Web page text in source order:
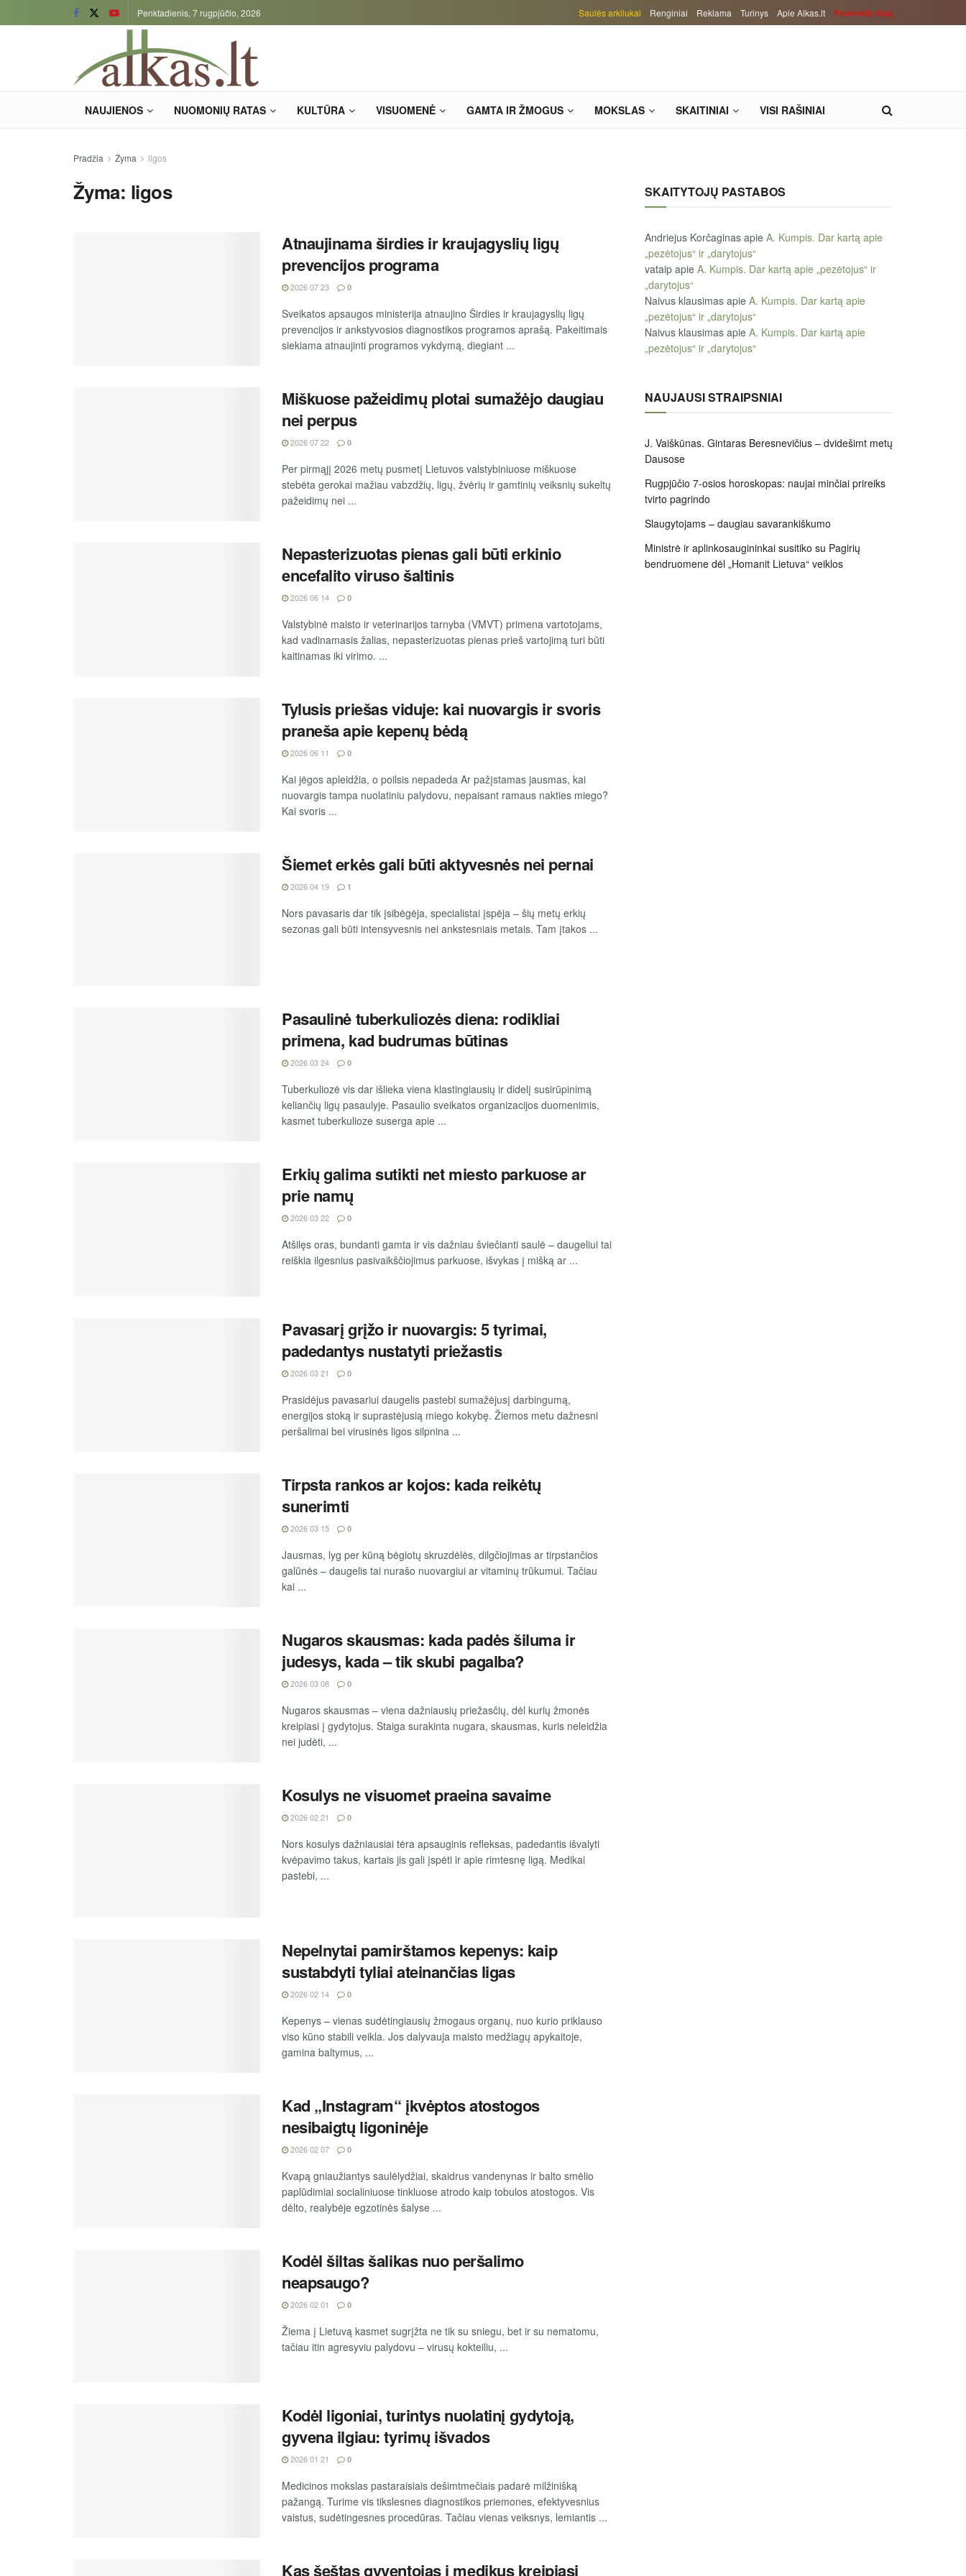
Penktadienis, 7 rugpjūčio, 2026 Saulės arkliukai Renginiai Reklama Turinys Apie Alkas.lt Paremkite Alką
NAUJIENOS NUOMONIŲ RATAS KULTŪRA VISUOMENĖ GAMTA IR ŽMOGUS MOKSLAS SKAITINIAI VISI RAŠINIAI
Pradžia Žyma ligos
Žyma: ligos
Atnaujinama širdies ir kraujagyslių ligų
prevencijos programa
2026 07 23 0
Sveikatos apsaugos ministerija atnaujino Širdies ir kraujagyslių ligų
prevencijos ir ankstyvosios diagnostikos programos aprašą. Pakeitimais
siekiama atnaujinti programos vykdymą, diegiant ...
Miškuose pažeidimų plotai sumažėjo daugiau
nei perpus
2026 07 22 0
Per pirmąjį 2026 metų pusmetį Lietuvos valstybiniuose miškuose
stebėta gerokai mažiau vabzdžių, ligų, žvėrių ir gamtinių veiksnių sukeltų
pažeidimų nei ...
Nepasterizuotas pienas gali būti erkinio
encefalito viruso šaltinis
2026 06 14 0
Valstybinė maisto ir veterinarijos tarnyba (VMVT) primena vartotojams,
kad vadinamasis žalias, nepasterizuotas pienas prieš vartojimą turi būti
kaitinamas iki virimo. ...
Tylusis priešas viduje: kai nuovargis ir svoris
praneša apie kepenų bėdą
2026 06 11 0
Kai jėgos apleidžia, o poilsis nepadeda Ar pažįstamas jausmas, kai
nuovargis tampa nuolatiniu palydovu, nepaisant ramaus nakties miego?
Kai svoris ...
Šiemet erkės gali būti aktyvesnės nei pernai
2026 04 19 1
Nors pavasaris dar tik įsibėgėja, specialistai įspėja – šių metų erkių
sezonas gali būti intensyvesnis nei ankstesniais metais. Tam įtakos ...
Pasaulinė tuberkuliozės diena: rodikliai
primena, kad budrumas būtinas
2026 03 24 0
Tuberkuliozė vis dar išlieka viena klastingiausių ir didelį susirūpinimą
keliančių ligų pasaulyje. Pasaulio sveikatos organizacijos duomenimis,
kasmet tuberkulioze suserga apie ...
Erkių galima sutikti net miesto parkuose ar
prie namų
2026 03 22 0
Atšilęs oras, bundanti gamta ir vis dažniau šviečianti saulė – daugeliui tai
reiškia ilgesnius pasivaikščiojimus parkuose, išvykas į mišką ar ...
Pavasarį grįžo ir nuovargis: 5 tyrimai,
padedantys nustatyti priežastis
2026 03 21 0
Prasidėjus pavasariui daugelis pastebi sumažėjusį darbingumą,
energijos stoką ir suprastėjusią miego kokybę. Žiemos metu dažnesni
peršalimai bei virusinės ligos silpnina ...
Tirpsta rankos ar kojos: kada reikėtų
sunerimti
2026 03 15 0
Jausmas, lyg per kūną bėgiotų skruzdėlės, dilgčiojimas ar tirpstančios
galūnės – daugelis tai nurašo nuovargiui ar vitaminų trūkumui. Tačiau
kai ...
Nugaros skausmas: kada padės šiluma ir
judesys, kada – tik skubi pagalba?
2026 03 08 0
Nugaros skausmas – viena dažniausių priežasčių, dėl kurių žmonės
kreipiasi į gydytojus. Staiga surakinta nugara, skausmas, kuris neleidžia
nei judėti, ...
Kosulys ne visuomet praeina savaime
2026 02 21 0
Nors kosulys dažniausiai tėra apsauginis refleksas, padedantis išvalyti
kvėpavimo takus, kartais jis gali įspėti ir apie rimtesnę ligą. Medikai
pastebi, ...
Nepelnytai pamirštamos kepenys: kaip
sustabdyti tyliai ateinančias ligas
2026 02 14 0
Kepenys – vienas sudėtingiausių žmogaus organų, nuo kurio priklauso
viso kūno stabili veikla. Jos dalyvauja maisto medžiagų apykaitoje,
gamina baltymus, ...
Kad „Instagram“ įkvėptos atostogos
nesibaigtų ligoninėje
2026 02 07 0
Kvapą gniaužiantys saulėlydžiai, skaidrus vandenynas ir balto smėlio
paplūdimiai socialiniuose tinkluose atrodo kaip tobulos atostogos. Vis
dėlto, realybėje egzotinės šalyse ...
Kodėl šiltas šalikas nuo peršalimo
neapsaugo?
2026 02 01 0
Žiema į Lietuvą kasmet sugrįžta ne tik su sniegu, bet ir su nematomu,
tačiau itin agresyviu palydovu – virusų kokteiliu, ...
Kodėl ligoniai, turintys nuolatinį gydytoją,
gyvena ilgiau: tyrimų išvados
2026 01 21 0
Medicinos mokslas pastaraisiais dešimtmečiais padarė milžinišką
pažangą. Turime vis tikslesnes diagnostikos priemones, efektyvesnius
vaistus, sudėtingesnes procedūras. Tačiau vienas veiksnys, lemiantis ...
Kas šeštas gyventojas į medikus kreipiasi
SKAITYTOJŲ PASTABOS
Andriejus Korčaginas apie A. Kumpis. Dar kartą apie
„pezėtojus“ ir „darytojus“
vataip apie A. Kumpis. Dar kartą apie „pezėtojus“ ir
„darytojus“
Naivus klausimas apie A. Kumpis. Dar kartą apie
„pezėtojus“ ir „darytojus“
Naivus klausimas apie A. Kumpis. Dar kartą apie
„pezėtojus“ ir „darytojus“
NAUJAUSI STRAIPSNIAI
J. Vaiškūnas. Gintaras Beresnevičius – dvidešimt metų
Dausose
Rugpjūčio 7-osios horoskopas: naujai minčiai prireiks
tvirto pagrindo
Slaugytojams – daugiau savarankiškumo
Ministrė ir aplinkosaugininkai susitiko su Pagirių
bendruomene dėl „Homanit Lietuva“ veiklos